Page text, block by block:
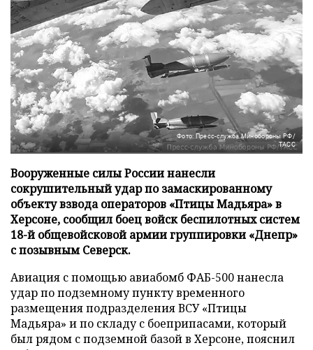
Фото: Пресс-служба Минобороны РФ/
ТАСС
Вооруженные силы России нанесли
сокрушительный удар по замаскированному
объекту взвода операторов «Птицы Мадьяра» в
Херсоне, сообщил боец войск беспилотных систем
18-й общевойсковой армии группировки «Днепр»
с позывным Северск.
Авиация с помощью авиабомб ФАБ-500 нанесла
удар по подземному пункту временного
размещения подразделения ВСУ «Птицы
Мадьяра» и по складу с боеприпасами, который
был рядом с подземной базой в Херсоне, пояснил